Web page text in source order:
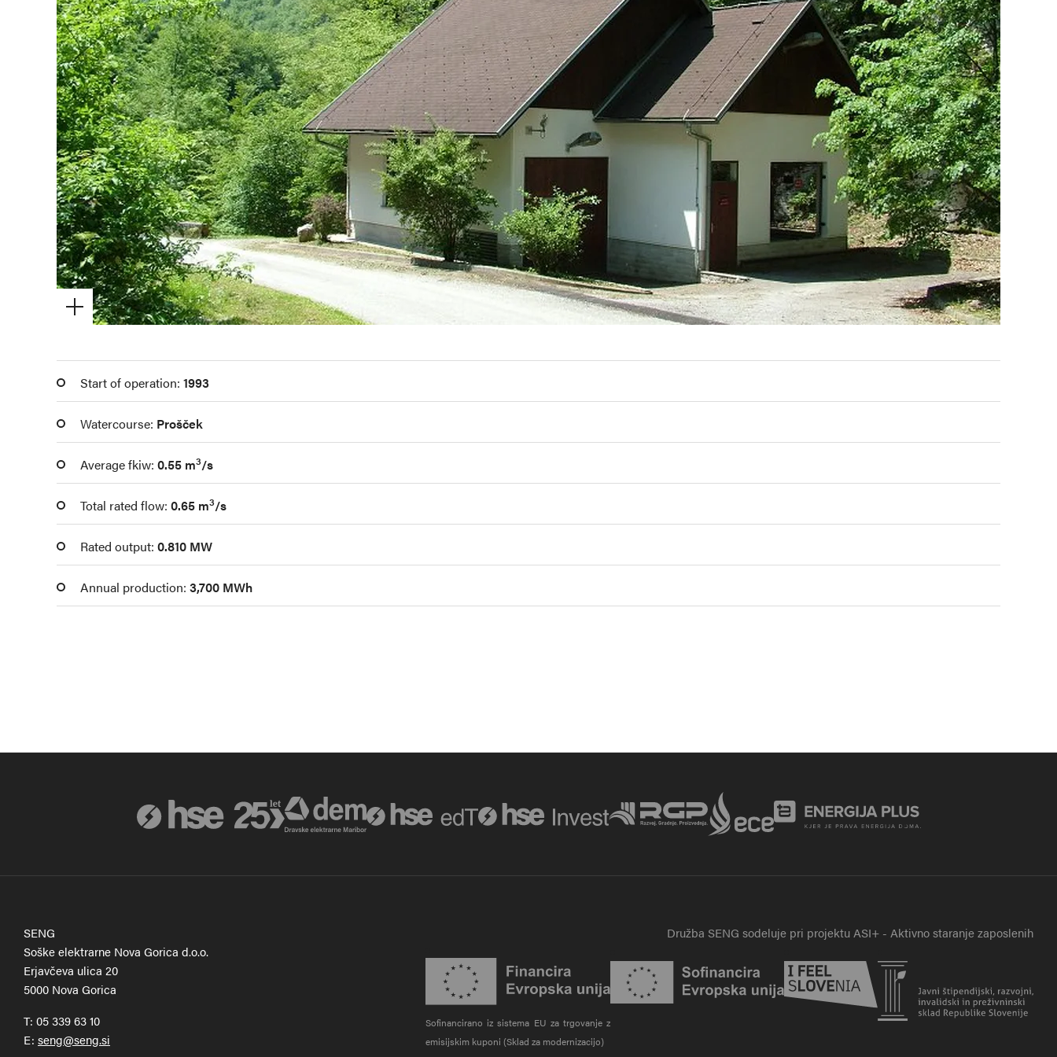
Start of operation: 1993
Watercourse: Prošček
Average fkiw: 0.55 m3/s
Total rated flow: 0.65 m3/s
Rated output: 0.810 MW
Annual production: 3,700 MWh
SENG
Soške elektrarne Nova Gorica d.o.o.
Erjavčeva ulica 20
5000 Nova Gorica
T: 05 339 63 10
E:
Družba SENG sodeluje pri projektu ASI+ - Aktivno staranje zaposlenih
Sofinancirano iz sistema EU za trgovanje z
emisijskim kuponi (Sklad za modernizacijo)